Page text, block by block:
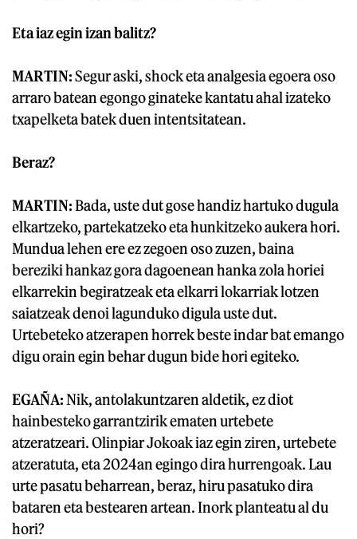
Eta iaz egin izan balitz?
MARTIN:Segur aski, shock eta analgesia egoera oso
arraro batean egongo ginateke kantatu ahal izateko
txapelketa batek duen intentsitatean.
Beraz?
MARTIN:Bada, uste dut gose handiz hartuko dugula
elkartzeko, partekatzeko eta hunkitzeko aukera hori.
Mundua lehen ere ez zegoen oso zuzen, baina
bereziki hankaz gora dagoenean hanka zola horiei
elkarrekin begiratzeak eta elkarri lokarriak lotzen
saiatzeak denoi lagunduko digula uste dut.
Urtebeteko atzerapen horrek beste indar bat emango
digu orain egin behar dugun bide hori egiteko.
EGAÑA:Nik, antolakuntzaren aldetik, ez diot
hainbesteko garrantzirik ematen urtebete
atzeratzeari. Olinpiar Jokoak iaz egin ziren, urtebete
atzeratuta, eta 2024an egingo dira hurrengoak. Lau
urte pasatu beharrean, beraz, hiru pasatuko dira
bataren eta bestearen artean. Inork planteatu al du
hori?